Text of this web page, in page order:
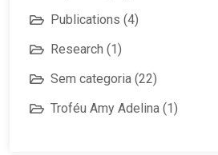
Publications (4)
Research (1)
Sem categoria (22)
Troféu Amy Adelina (1)